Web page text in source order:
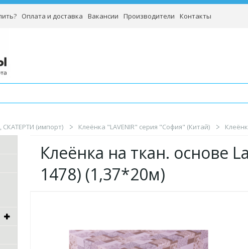
Оплата и доставка Вакансии Производители Контакты
СКАТЕРТИ (импорт) Клеёнка "LAVENIR" серия "София" (Китай)
Клеёнка на ткан. основе
1478) (1,37*20м)